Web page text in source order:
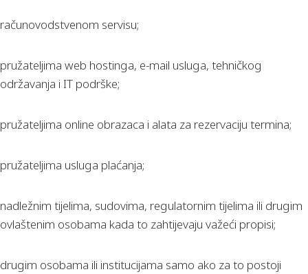
računovodstvenom servisu;
pružateljima web hostinga, e-mail usluga, tehničkog
održavanja i IT podrške;
pružateljima online obrazaca i alata za rezervaciju termina;
pružateljima usluga plaćanja;
nadležnim tijelima, sudovima, regulatornim tijelima ili drugim
ovlaštenim osobama kada to zahtijevaju važeći propisi;
drugim osobama ili institucijama samo ako za to postoji